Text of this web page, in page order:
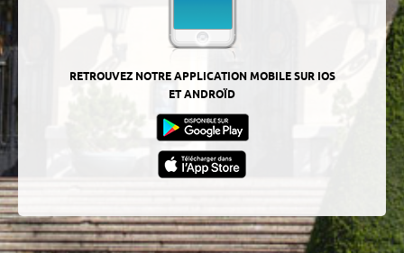
RETROUVEZ NOTRE APPLICATION MOBILE SUR IOS
ET ANDROÏD